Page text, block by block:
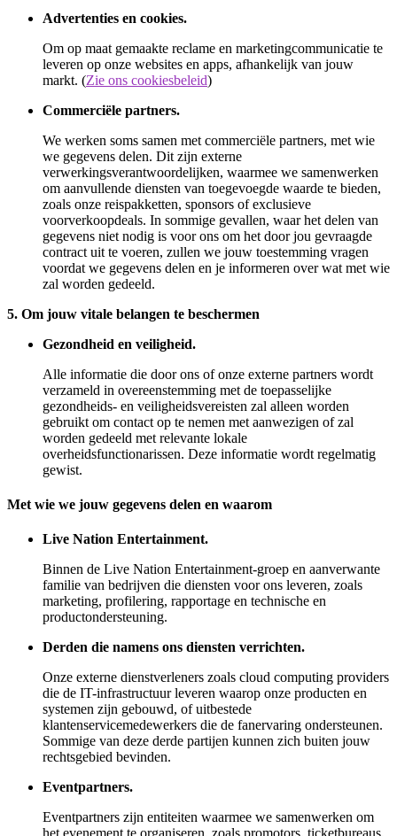
Advertenties en cookies.
Om op maat gemaakte reclame en marketingcommunicatie te
leveren op onze websites en apps, afhankelijk van jouw
markt. (Zie ons cookiesbeleid)
Commerciële partners.
We werken soms samen met commerciële partners, met wie
we gegevens delen. Dit zijn externe
verwerkingsverantwoordelijken, waarmee we samenwerken
om aanvullende diensten van toegevoegde waarde te bieden,
zoals onze reispakketten, sponsors of exclusieve
voorverkoopdeals. In sommige gevallen, waar het delen van
gegevens niet nodig is voor ons om het door jou gevraagde
contract uit te voeren, zullen we jouw toestemming vragen
voordat we gegevens delen en je informeren over wat met wie
zal worden gedeeld.
5. Om jouw vitale belangen te beschermen
Gezondheid en veiligheid.
Alle informatie die door ons of onze externe partners wordt
verzameld in overeenstemming met de toepasselijke
gezondheids- en veiligheidsvereisten zal alleen worden
gebruikt om contact op te nemen met aanwezigen of zal
worden gedeeld met relevante lokale
overheidsfunctionarissen. Deze informatie wordt regelmatig
gewist.
Met wie we jouw gegevens delen en waarom
Live Nation Entertainment.
Binnen de Live Nation Entertainment-groep en aanverwante
familie van bedrijven die diensten voor ons leveren, zoals
marketing, profilering, rapportage en technische en
productondersteuning.
Derden die namens ons diensten verrichten.
Onze externe dienstverleners zoals cloud computing providers
die de IT-infrastructuur leveren waarop onze producten en
systemen zijn gebouwd, of uitbestede
klantenservicemedewerkers die de fanervaring ondersteunen.
Sommige van deze derde partijen kunnen zich buiten jouw
rechtsgebied bevinden.
Eventpartners.
Eventpartners zijn entiteiten waarmee we samenwerken om
het evenement te organiseren, zoals promotors, ticketbureaus,